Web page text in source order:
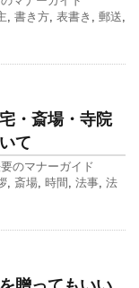
書き方 表書き 郵送
・斎場・寺院
て
のマナーガイド
斎場 時間 法事 法